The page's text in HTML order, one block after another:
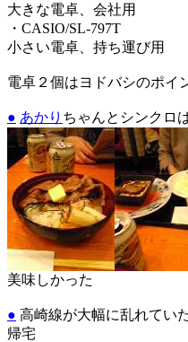
大きな電卓、会社用
・CASIO/SL-797T
小さい電卓、持ち運び用
電卓２個はヨドバシのポイ
● あかり ちゃんとシンクロ
美味しかった
● 高崎線が大幅に乱れてい
帰宅